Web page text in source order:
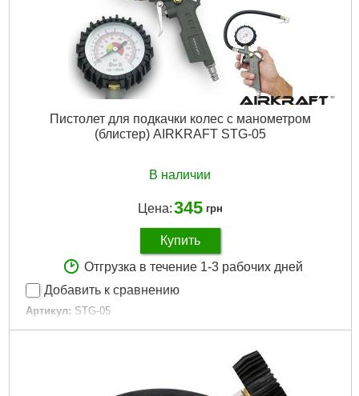
Подробнее...
Пистолет для подкачки колес с манометром
(блистер) AIRKRAFT STG-05
В наличии
Цена:345 грн
Купить
Отгрузка в течение 1-3 рабочих дней
Добавить к сравнению
Артикул: STG-05
Код товара: 15.12.54